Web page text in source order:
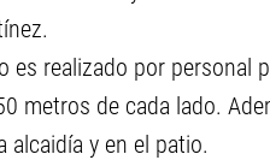
es realizado por personal
metros de cada lado.
alcaidía y en el patio.